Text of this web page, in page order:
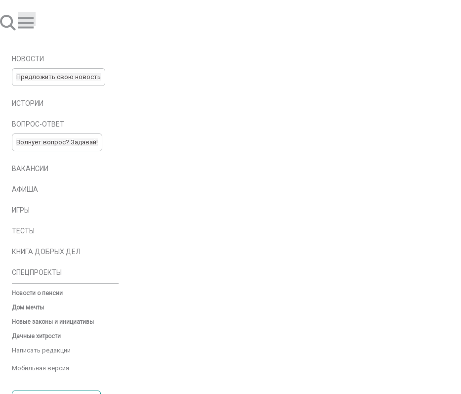
НОВОСТИ
Предложить свою новость
ИСТОРИИ
ВОПРОС-ОТВЕТ
Волнует вопрос? Задавай!
ВАКАНСИИ
АФИША
ИГРЫ
ТЕСТЫ
КНИГА ДОБРЫХ ДЕЛ
СПЕЦПРОЕКТЫ
Новости о пенсии
Дом мечты
Новые законы и инициативы
Дачные хитрости
Написать редакции
Мобильная версия